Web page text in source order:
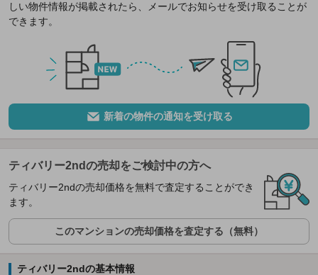
しい物件情報が掲載されたら、メールでお知らせを受け取ることが
できます。
新着の物件の通知を受け取る
ティバリー2ndの売却をご検討中の方へ
ティバリー2ndの売却価格を無料で査定することができ
ます。
このマンションの売却価格を査定する（無料）
ティバリー2ndの基本情報